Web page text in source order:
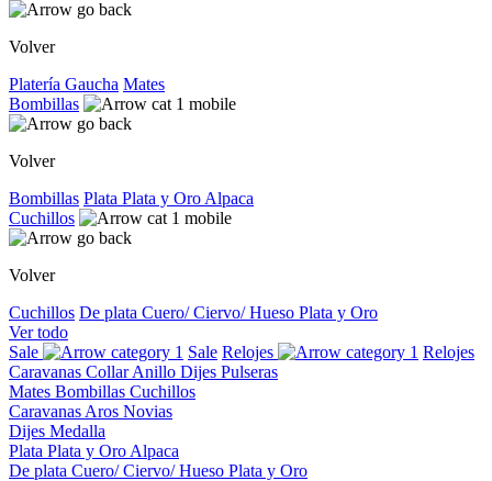
Volver
Platería Gaucha Mates
Bombillas
Volver
Bombillas Plata Plata y Oro Alpaca
Cuchillos
Volver
Cuchillos De plata Cuero/ Ciervo/ Hueso Plata y Oro
Ver todo
Sale
Sale Relojes
Relojes
Caravanas CollarAnillo Dijes Pulseras
Mates Bombillas Cuchillos
Caravanas Aros Novias
Dijes Medalla
Plata Plata y Oro Alpaca
De plata Cuero/ Ciervo/ Hueso Plata y Oro